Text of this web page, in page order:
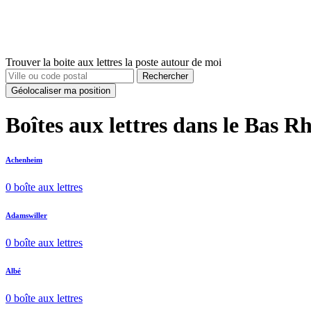
Trouver la boite aux lettres la poste autour de moi
Rechercher
Géolocaliser ma position
Boîtes aux lettres dans le Bas
Achenheim
0 boîte aux lettres
Adamswiller
0 boîte aux lettres
Albé
0 boîte aux lettres